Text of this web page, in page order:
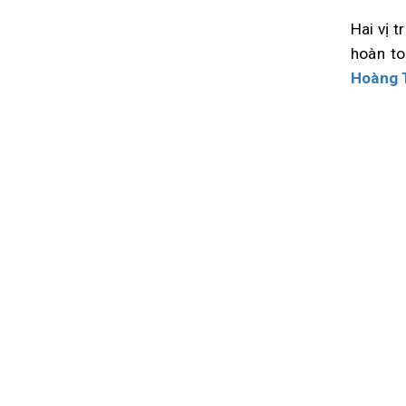
Hai vị
hoàn
Hoàng